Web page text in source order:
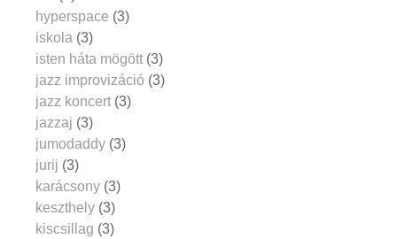
hyperspace (3)
iskola (3)
isten háta mögött (3)
jazz improvizáció (3)
jazz koncert (3)
jazzaj (3)
jumodaddy (3)
jurij (3)
karácsony (3)
keszthely (3)
kiscsillag (3)